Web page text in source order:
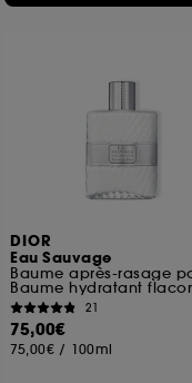
DIOR
Eau Sauvage
Baume hydratant
21
75,00€
75,00€ / 100ml